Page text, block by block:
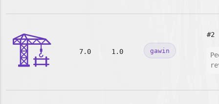
🏗️ 7.0 1.0 gawin
#2